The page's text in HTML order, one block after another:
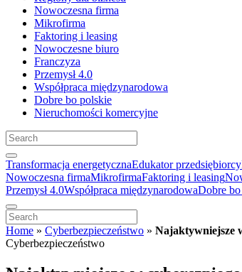
Nowoczesna firma
Mikrofirma
Faktoring i leasing
Nowoczesne biuro
Franczyza
Przemysł 4.0
Współpraca międzynarodowa
Dobre bo polskie
Nieruchomości komercyjne
Transformacja energetycznaEdukator przedsiębiorcy
Nowoczesna firmaMikrofirmaFaktoring i leasing
Przemysł 4.0Współpraca międzynarodowaDobre
Home » Cyberbezpieczeństwo » Najaktywniejsze
Cyberbezpieczeństwo